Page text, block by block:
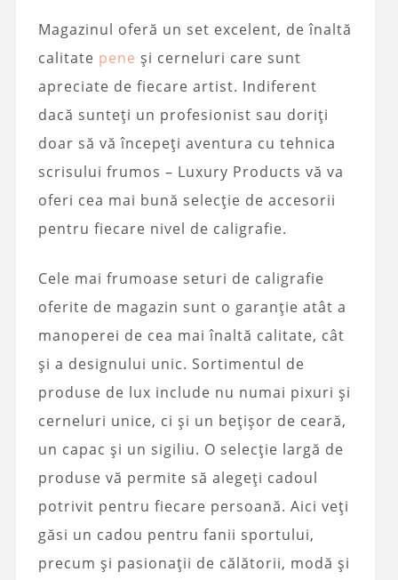
Magazinul oferă un set excelent, de înaltă
calitate pene și cerneluri care sunt
apreciate de fiecare artist. Indiferent
dacă sunteți un profesionist sau doriți
doar să vă începeți aventura cu tehnica
scrisului frumos – Luxury Products vă va
oferi cea mai bună selecție de accesorii
pentru fiecare nivel de caligrafie.
Cele mai frumoase seturi de caligrafie
oferite de magazin sunt o garanție atât a
manoperei de cea mai înaltă calitate, cât
și a designului unic. Sortimentul de
produse de lux include nu numai pixuri și
cerneluri unice, ci și un bețișor de ceară,
un capac și un sigiliu. O selecție largă de
produse vă permite să alegeți cadoul
potrivit pentru fiecare persoană. Aici veți
găsi un cadou pentru fanii sportului,
precum și pasionații de călătorii, modă și